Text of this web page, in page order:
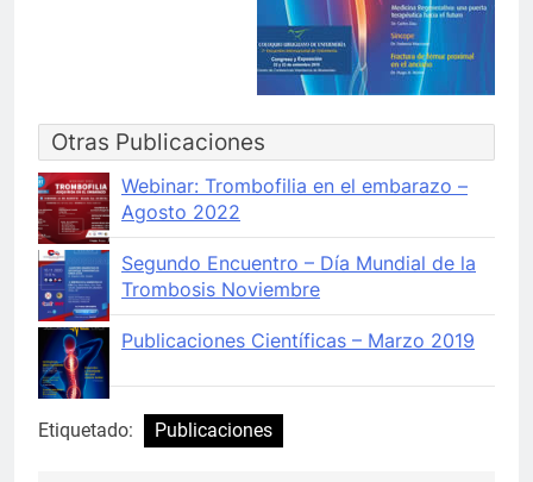
Otras Publicaciones
Webinar: Trombofilia en el embarazo –
Agosto 2022
Segundo Encuentro – Día Mundial de la
Trombosis Noviembre
Publicaciones Científicas – Marzo 2019
Etiquetado: Publicaciones